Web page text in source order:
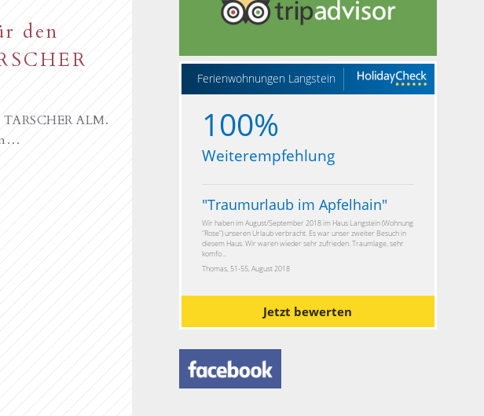
den
ALM.
Ferienwohnungen Langstein
100%
Weiterempfehlung
"Traumurlaub im Apfelhain"
Wir haben im August/September 2018 im Haus Langstein (Wohnung
"Rose") unseren Urlaub verbracht. Es war unser zweiter Besuch in
diesem Haus. Wir waren wieder sehr zufrieden. Traumlage, sehr
komfo...
Thomas, 51-55, August 2018
Jetzt bewerten